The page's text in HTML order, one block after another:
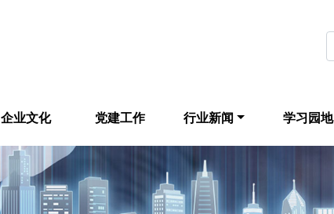
企业文化 党建工作 行业新闻 学习园地